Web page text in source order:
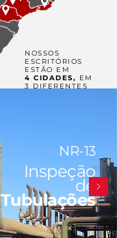
NOSSOS
ESCRITÓRIOS
ESTÃO EM
4 CIDADES, EM
3 DIFERENTES
NR-13
Inspeção
de
Tubulações